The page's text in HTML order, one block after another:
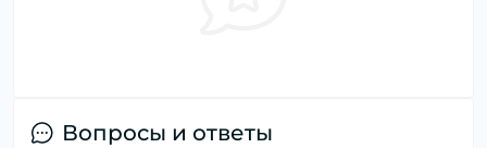
Вопросы и ответы